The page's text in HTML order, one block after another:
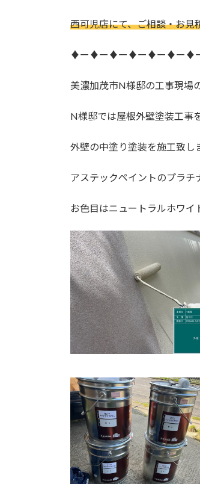
西可児店にて、ご相談・お見
♦ー♦ー♦ー♦ー♦ー♦ー♦
美濃加茂市N様邸の工事現場
N様邸では屋根外壁塗装工事
外壁の中塗り塗装を施工致し
アステックペイントのプラチ
お色目はニュートラルホワイ